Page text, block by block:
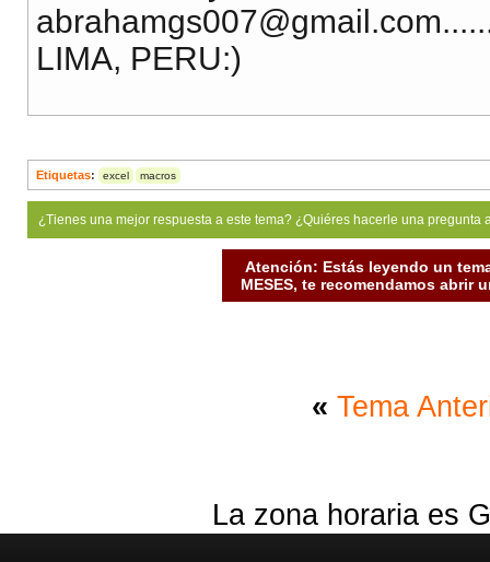
abrahamgs007@gmail.com
LIMA, PERU:)
Etiquetas: excel macros
¿Tienes una mejor respuesta a este tema? ¿Quiéres hacerle una
Atención: Estás leyendo un
MESES, te recomendamos abrir
« Tema
La zona horaria es